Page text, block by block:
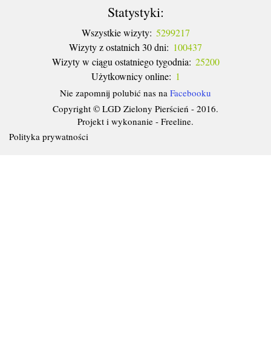
Statystyki:
Wszystkie wizyty: 5299217
Wizyty z ostatnich 30 dni: 100437
Wizyty w ciągu ostatniego tygodnia: 25200
Użytkownicy online: 1
Nie zapomnij polubić nas na Facebooku
Copyright © LGD Zielony Pierścień - 2016.
Projekt i wykonanie - Freeline.
Polityka prywatności